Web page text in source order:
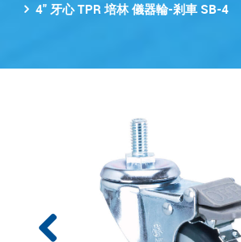
4" 牙心 TPR 培林 儀器輪-剎車 SB-4